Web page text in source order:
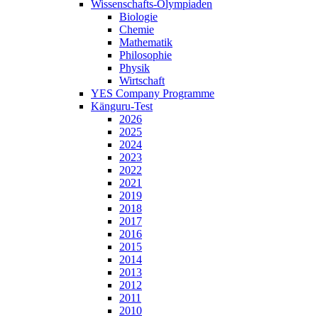
Wissenschafts-Olympiaden
Biologie
Chemie
Mathematik
Philosophie
Physik
Wirtschaft
YES Company Programme
Känguru-Test
2026
2025
2024
2023
2022
2021
2019
2018
2017
2016
2015
2014
2013
2012
2011
2010